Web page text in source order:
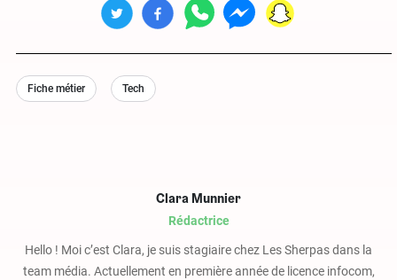
Clara Munnier
Rédactrice
Hello ! Moi c’est Clara, je suis stagiaire chez Les Sherpas dans la
team média. Actuellement en première année de licence infocom,
Fiche métier Tech